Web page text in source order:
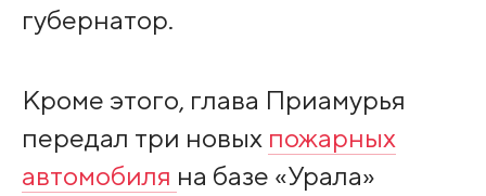
губернатор.
Кроме этого, глава Приамурья
передал три новых пожарных
автомобиля на базе «Урала»